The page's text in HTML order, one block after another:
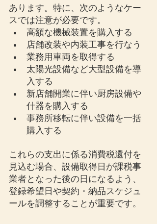
あります。特に、次のようなケー
スでは注意が必要です。
高額な機械装置を購入する
店舗改装や内装工事を行なう
業務用車両を取得する
太陽光設備など大型設備を導
入する
新店舗開業に伴い厨房設備や
什器を購入する
事務所移転に伴い設備を一括
購入する
これらの支出に係る消費税還付を
見込む場合、設備取得日が課税事
業者となった後の日になるよう、
登録希望日や契約・納品スケジュ
ールを調整することが重要です。